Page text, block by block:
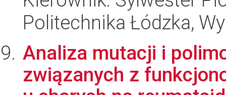
Politechnika Łódzka,
Analiza mutacji i
związanych z